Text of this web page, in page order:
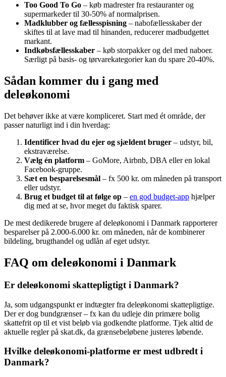
Too Good To Go – køb madrester fra restauranter og
supermarkeder til 30-50% af normalprisen.
Madklubber og fællesspisning – nabofællesskaber der
skiftes til at lave mad til hinanden, reducerer madbudgettet
markant.
Indkøbsfællesskaber – køb storpakker og del med naboer.
Særligt på basis- og tørvarekategorier kan du spare 20-40%.
Sådan kommer du i gang med
deleøkonomi
Det behøver ikke at være kompliceret. Start med ét område, der
passer naturligt ind i din hverdag:
Identificer hvad du ejer og sjældent bruger – udstyr, bil,
ekstraværelse.
Vælg én platform – GoMore, Airbnb, DBA eller en lokal
Facebook-gruppe.
Sæt en besparelsesmål – fx 500 kr. om måneden på transport
eller udstyr.
Brug et budget til at følge op – en god budget-app hjælper
dig med at se, hvor meget du faktisk sparer.
De mest dedikerede brugere af deleøkonomi i Danmark rapporterer
besparelser på 2.000-6.000 kr. om måneden, når de kombinerer
bildeling, brugthandel og udlån af eget udstyr.
FAQ om deleøkonomi i Danmark
Er deleøkonomi skattepligtigt i Danmark?
Ja, som udgangspunkt er indtægter fra deleøkonomi skattepligtige.
Der er dog bundgrænser – fx kan du udleje din primære bolig
skattefrit op til et vist beløb via godkendte platforme. Tjek altid de
aktuelle regler på skat.dk, da grænsebeløbene justeres løbende.
Hvilke deleøkonomi-platforme er mest udbredt i
Danmark?